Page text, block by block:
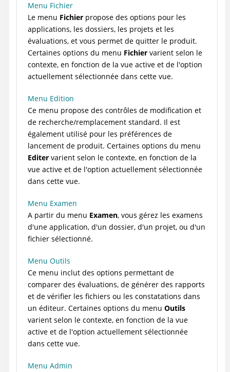
Menu Fichier
Le menu Fichier propose des options pour les
applications, les dossiers, les projets et les
évaluations, et vous permet de quitter le produit.
Certaines options du menu Fichier varient selon le
contexte, en fonction de la vue active et de l'option
actuellement sélectionnée dans cette vue.
Menu Edition
Ce menu propose des contrôles de modification et
de recherche/remplacement standard. Il est
également utilisé pour les préférences de
lancement de produit. Certaines options du menu
Editer varient selon le contexte, en fonction de la
vue active et de l'option actuellement sélectionnée
dans cette vue.
Menu Examen
A partir du menu Examen, vous gérez les examens
d'une application, d'un dossier, d'un projet, ou d'un
fichier sélectionné.
Menu Outils
Ce menu inclut des options permettant de
comparer des évaluations, de générer des rapports
et de vérifier les fichiers ou les constatations dans
un éditeur. Certaines options du menu Outils
varient selon le contexte, en fonction de la vue
active et de l'option actuellement sélectionnée
dans cette vue.
Menu Admin